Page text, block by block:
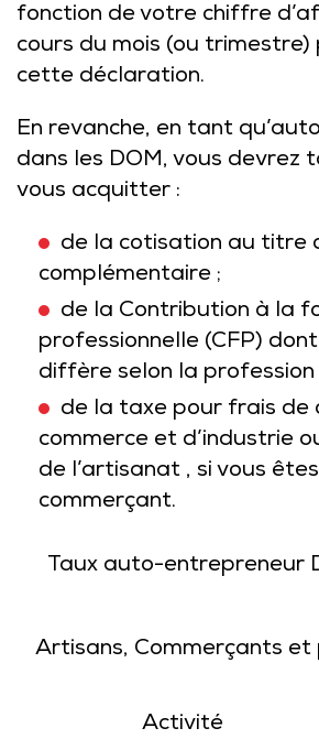
fonction de votre chiffre
cours du mois (ou
cette déclaration.
En revanche, en tant
dans les DOM, vous devrez
vous acquitter :
de la cotisation au titre
complémentaire ;
de la Contribution à la
professionnelle (CFP)
diffère selon la profession
de la taxe pour frais de
commerce et d’industrie
de l’artisanat , si vous
commerçant.
Taux auto-entrepreneur
Artisans, Commerçants
Activité